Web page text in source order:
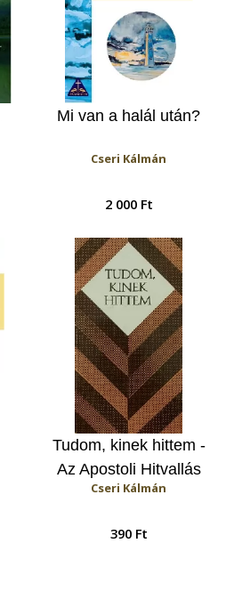
Mi van a halál után?
Cseri Kálmán
2 000 Ft
Tudom, kinek hittem -
Az Apostoli Hitvallás
magyarázata
Cseri Kálmán
390 Ft